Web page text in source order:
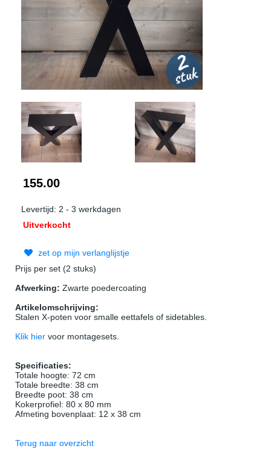
155.00
Levertijd: 2 - 3 werkdagen
Uitverkocht
zet op mijn verlanglijstje
Prijs per set (2 stuks)
Afwerking: Zwarte poedercoating
Artikelomschrijving:
Stalen X-poten voor smalle eettafels of sidetables.
Klik hier voor montagesets.
Specificaties:
Totale hoogte: 72 cm
Totale breedte: 38 cm
Breedte poot: 38 cm
Kokerprofiel: 80 x 80 mm
Afmeting bovenplaat: 12 x 38 cm
Terug naar overzicht